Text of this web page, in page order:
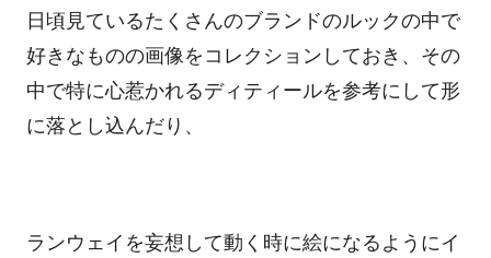
日頃見ているたくさんのブランドのルックの中で
好きなものの画像をコレクションしておき、その
中で特に心惹かれるディティールを参考にして形
に落とし込んだり、
ランウェイを妄想して動く時に絵になるようにイ